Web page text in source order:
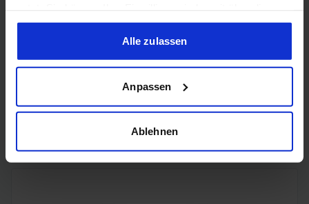
Cookie-Erklärung oder durch Klicken auf das Privacy
Trigger Symbol ändern oder widerrufen
Informationen über Ihre geografische Lage erfassen,
welche bis auf einige Meter genau sein können
Ihr Gerät durch aktives Scannen nach bestimmten
Erfahren Sie mehr darüber, wie Ihre persönlichen Daten
Alle zulassen
Anpassen
Ablehnen
Samsung Odyssey OLED G6 (240Hz, WQHD, 27", QD-OLED,
FreeSync Premium, 99% DCI-P3)